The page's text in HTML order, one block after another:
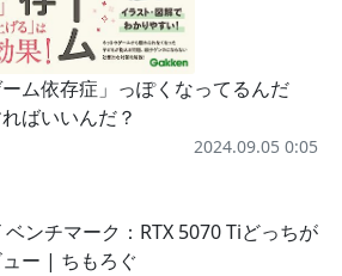
ーム依存症」っぽくなってるんだ
ばいいんだ？
2024.09.05 0:05
ベンチマーク：RTX 5070 Tiどっちが
ー | ちもろぐ